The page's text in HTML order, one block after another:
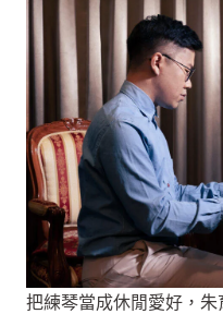
把練琴當成休閒愛好，